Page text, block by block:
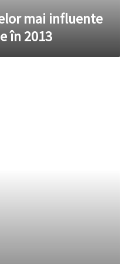
mai influente
în 2013